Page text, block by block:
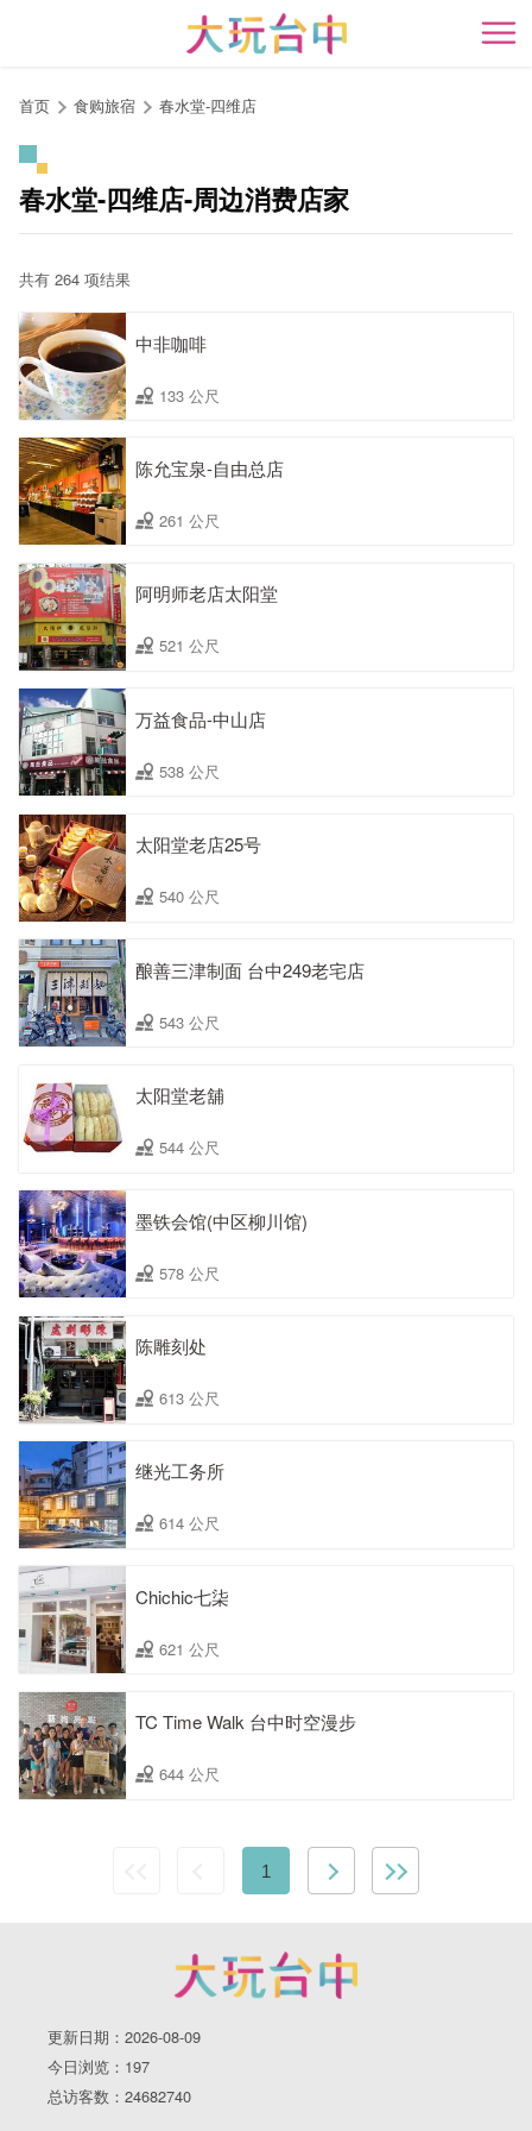
开
首页 食购旅宿 春水堂-四维店
春水堂-四维店-周边消费店家
共有 264 项结果
中非咖啡
133 公尺
陈允宝泉-自由总店
261 公尺
阿明师老店太阳堂
521 公尺
万益食品-中山店
538 公尺
太阳堂老店25号
540 公尺
酿善三津制面 台中249老宅店
543 公尺
太阳堂老舖
544 公尺
墨铁会馆(中区柳川馆)
578 公尺
陈雕刻处
613 公尺
继光工务所
614 公尺
Chichic七柒
621 公尺
TC Time Walk 台中时空漫步
644 公尺
1
更新日期：2026-08-09
今日浏览：197
总访客数：24682740